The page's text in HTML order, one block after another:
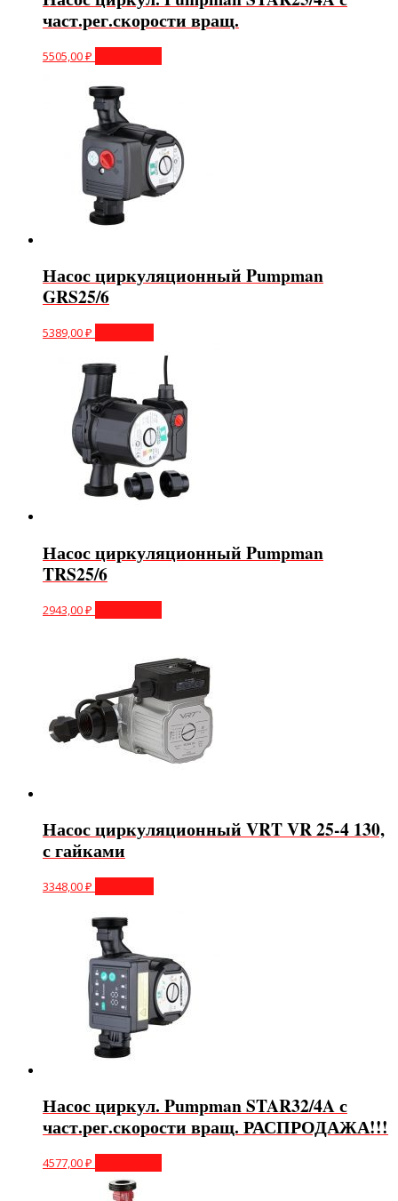
част.рег.скорости вращ.
5505,00₽
Насос циркуляционный Pumpman
GRS25/6
5389,00₽
Насос циркуляционный Pumpman
TRS25/6
2943,00₽
Насос циркуляционный VRT VR 25-4 130,
с гайками
3348,00₽
Насос циркул. Pumpman STAR32/4A с
част.рег.скорости вращ. РАСПРОДАЖА!!!
4577,00₽